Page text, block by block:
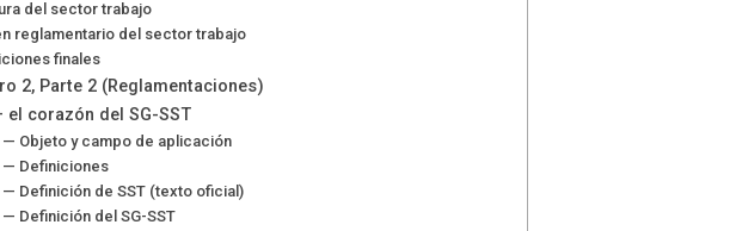
del sector trabajo
reglamentario del sector trabajo
finales
2, Parte 2 (Reglamentaciones)
corazón del SG-SST
Objeto y campo de aplicación
— Definiciones
Definición de SST (texto oficial)
Definición del SG-SST